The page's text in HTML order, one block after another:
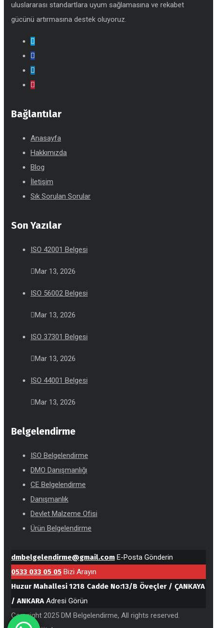
uluslararası standartlara uyum sağlamasına ve rekabet
gücünü artırmasına destek oluyoruz.
Bağlantılar
Anasayfa
Hakkımızda
Blog
İletişim
Sık Sorulan Sorular
Son Yazılar
ISO 42001 Belgesi
Mar 13, 2026
ISO 56002 Belgesi
Mar 13, 2026
ISO 37301 Belgesi
Mar 13, 2026
ISO 44001 Belgesi
Mar 13, 2026
Belgelendirme
ISO Belgelendirme
DMO Danışmanlığı
CE Belgelendirme
Danışmanlık
Devlet Malzeme Ofisi
Ürün Belgelendirme
dmbelgelendirme@gmail.com E-Posta Gönderin
0533 033 05 05 Bizi Arayın
Huzur Mahallesi 1218 Cadde No:13/B Öveçler / ÇANKAYA
/ ANKARA Adresi Görün
Copyright 2025 DM Belgelendirme, All rights reserved.